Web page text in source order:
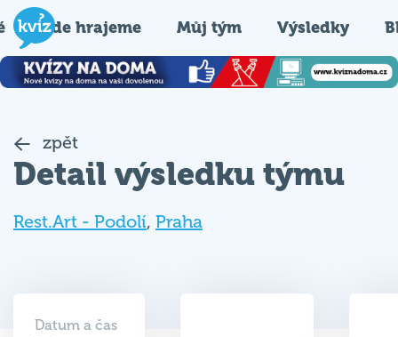
Kde hrajeme Můj tým Výsledky
zpět
Detail výsledku týmu
Rest.Art - Podolí, Praha
Datum a čas